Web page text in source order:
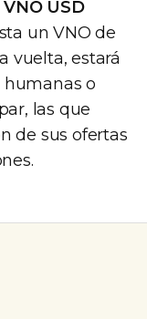
USD
un VNO de
vuelta, estará
humanas o
las que
de sus ofertas